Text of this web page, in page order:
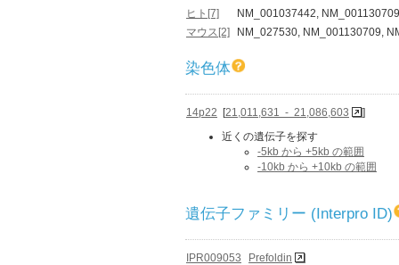
ヒト[7]
NM_001037442,
マウス[2]
NM_027530, NM_001130709,
染色体
14p22 [21,011,631 - 21,086,603
]
近くの遺伝子を探す
-5kb から +5kb の範囲
-10kb から +10kb の範囲
遺伝子ファミリー (Interpro ID)
IPR009053
Prefoldin